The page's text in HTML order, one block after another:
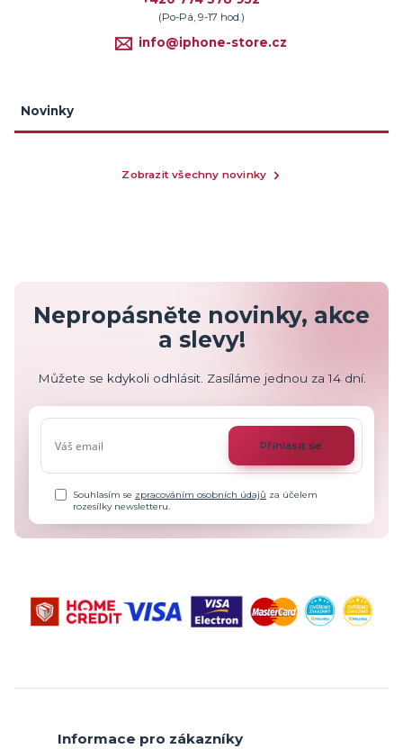
(Po-Pá, 9-17 hod.)
info@iphone-store.cz
Novinky
Zobrazit všechny novinky
Nepropásněte novinky, akce
a slevy!
Můžete se kdykoli odhlásit. Zasíláme jednou za 14 dní.
Přihlásit se
Souhlasím se zpracováním osobních údajů za účelem
rozesílky newsletteru.
Informace pro zákazníky